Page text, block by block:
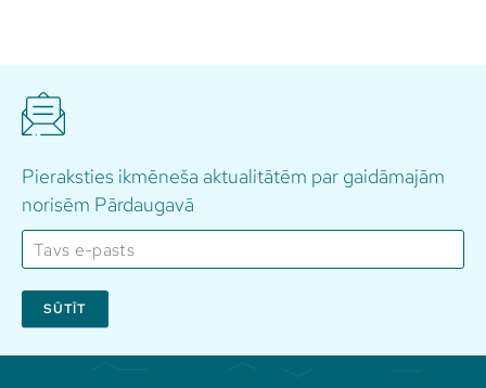
Pieraksties ikmēneša aktualitātēm par gaidāmajām
norisēm Pārdaugavā
SŪTĪT